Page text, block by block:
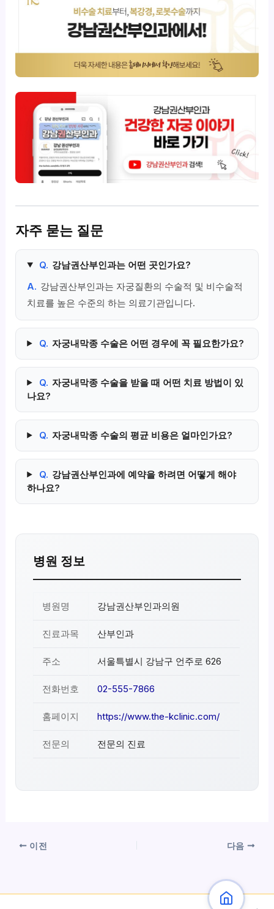
자주 묻는 질문
Q. 강남권산부인과는 어떤 곳인가요?
A. 강남권산부인과는 자궁질환의 수술적 및 비수술적
치료를 높은 수준의 하는 의료기관입니다.
Q. 자궁내막종 수술은 어떤 경우에 꼭 필요한가요?
Q. 자궁내막종 수술을 받을 때 어떤 치료 방법이 있
나요?
Q. 자궁내막종 수술의 평균 비용은 얼마인가요?
Q. 강남권산부인과에 예약을 하려면 어떻게 해야
하나요?
병원 정보
병원명 강남권산부인과의원
진료과목 산부인과
주소 서울특별시 강남구 언주로 626
전화번호 02-555-7866
홈페이지 https://www.the-kclinic.com/
전문의 전문의 진료
이전 다음